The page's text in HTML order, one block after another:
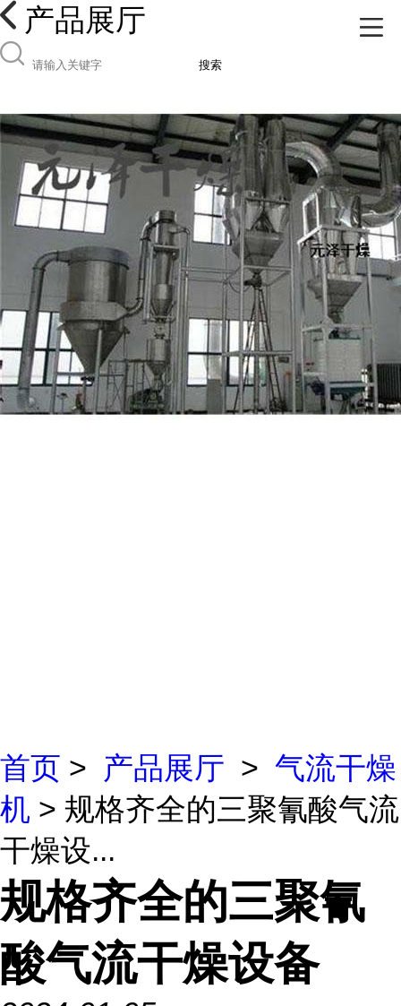
产品展厅
搜索
首页 > 产品展厅 > 气流干燥
机 > 规格齐全的三聚氰酸气流
干燥设...
规格齐全的三聚氰
酸气流干燥设备